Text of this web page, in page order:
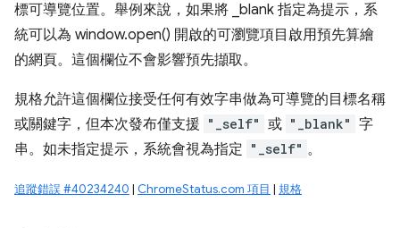
標可導覽位置。舉例來說，如果將 _blank 指定為提示，系
統可以為 window.open() 開啟的可瀏覽項目啟用預先算繪
的網頁。這個欄位不會影響預先擷取。
規格允許這個欄位接受任何有效字串做為可導覽的目標名稱
或關鍵字，但本次發布僅支援 "_self" 或 "_blank" 字
串。如未指定提示，系統會視為指定 "_self" 。
追蹤錯誤 #40234240 | ChromeStatus.com 項目 | 規格